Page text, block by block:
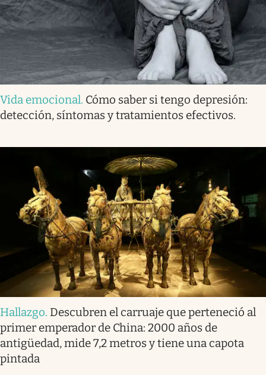
Vida emocional. Cómo saber si tengo depresión:
detección, síntomas y tratamientos efectivos.
Hallazgo. Descubren el carruaje que perteneció al
primer emperador de China: 2000 años de
antigüedad, mide 7,2 metros y tiene una capota
pintada